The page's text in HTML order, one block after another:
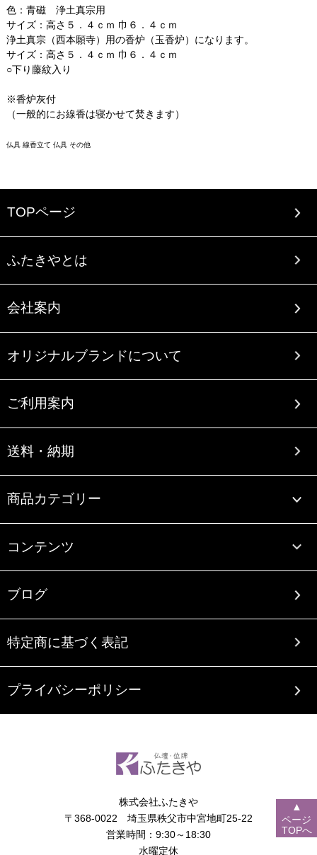
色：青磁 浄土真宗用
サイズ：高さ５．４ｃｍ 巾６．４ｃｍ
浄土真宗（西本願寺）用の香炉（玉香炉）になります。
サイズ：高さ５．４ｃｍ 巾６．４ｃｍ
○下り藤紋入り
※香炉灰付
（一般的にお線香は寝かせて焚きます）
仏具 線香立て 仏具 その他
TOPページ
ふたきやとは
会社案内
オリジナルブランドについて
ご利用案内
送料・納期
商品カテゴリー
コンテンツ
ブログ
特定商に基づく表記
プライバシーポリシー
株式会社ふたきや
〒368-0022 埼玉県秩父市中宮地町25-22
営業時間：9:30～18:30
水曜定休
▲
ページ
TOPへ